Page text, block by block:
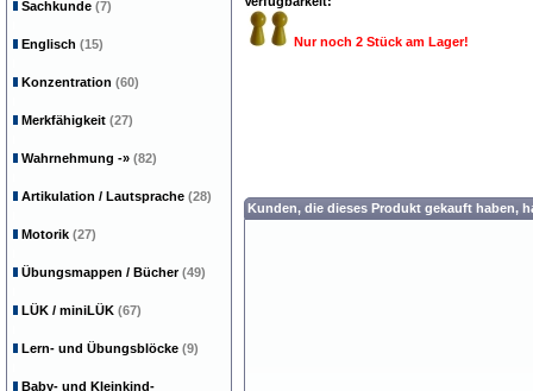
Nur noch 2 Stück am Lager!
Kunden, die dieses Produkt gekauft haben,
Sachkunde (7)
Englisch (15)
Konzentration (60)
Merkfähigkeit (27)
Wahrnehmung -» (82)
Artikulation / Lautsprache (28)
Motorik (27)
Übungsmappen / Bücher(49)
LÜK / miniLÜK (67)
Lern- und Übungsblöcke (9)
Baby- und Kleinkind-